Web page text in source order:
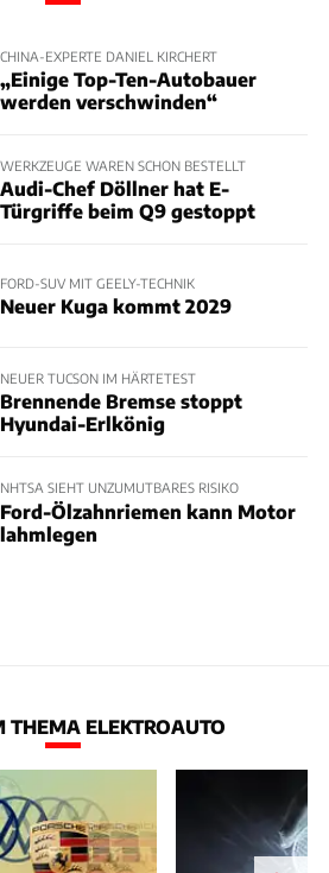
CHINA-EXPERTE DANIEL KIRCHERT
„Einige Top-Ten-Autobauer
werden verschwinden“
WERKZEUGE WAREN SCHON BESTELLT
Audi-Chef Döllner hat E-
Türgriffe beim Q9 gestoppt
FORD-SUV MIT GEELY-TECHNIK
Neuer Kuga kommt 2029
NEUER TUCSON IM HÄRTETEST
Brennende Bremse stoppt
Hyundai-Erlkönig
NHTSA SIEHT UNZUMUTBARES RISIKO
Ford-Ölzahnriemen kann Motor
lahmlegen
THEMA ELEKTROAUTO